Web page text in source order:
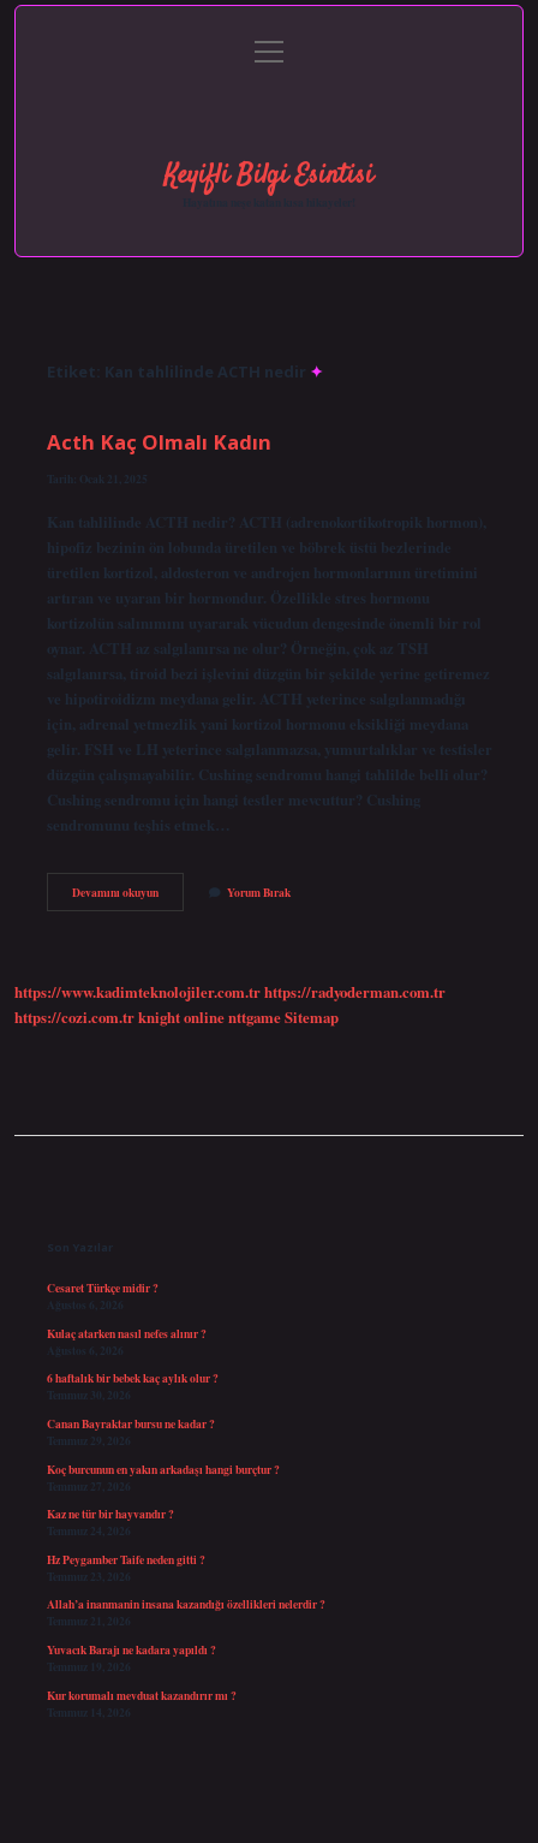
Gizlilik Politikası
menüyü
aç
Keyifli Bilgi Esintisi
Hayatına neşe katan kısa hikayeler!
Etiket: Kan tahlilinde ACTH nedir
Acth Kaç Olmalı Kadın
Tarih: Ocak 21, 2025
Kan tahlilinde ACTH nedir? ACTH (adrenokortikotropik hormon),
hipofiz bezinin ön lobunda üretilen ve böbrek üstü bezlerinde
üretilen kortizol, aldosteron ve androjen hormonlarının üretimini
artıran ve uyaran bir hormondur. Özellikle stres hormonu
kortizolün salınımını uyararak vücudun dengesinde önemli bir rol
oynar. ACTH az salgılanırsa ne olur? Örneğin, çok az TSH
salgılanırsa, tiroid bezi işlevini düzgün bir şekilde yerine getiremez
ve hipotiroidizm meydana gelir. ACTH yeterince salgılanmadığı
için, adrenal yetmezlik yani kortizol hormonu eksikliği meydana
gelir. FSH ve LH yeterince salgılanmazsa, yumurtalıklar ve testisler
düzgün çalışmayabilir. Cushing sendromu hangi tahlilde belli olur?
Cushing sendromu için hangi testler mevcuttur? Cushing
sendromunu teşhis etmek…
Devamını okuyunActh
Kaç
Yorum Bırak
https://www.kadimteknolojiler.com.trhttps://radyoderman.com.tr
https://cozi.com.trknight onlinenttgameSitemap
Son Yazılar
Cesaret Türkçe midir ?
Ağustos 6, 2026
Kulaç atarken nasıl nefes alınır ?
Ağustos 6, 2026
6 haftalık bir bebek kaç aylık olur ?
Temmuz 30, 2026
Canan Bayraktar bursu ne kadar ?
Temmuz 29, 2026
Koç burcunun en yakın arkadaşı hangi burçtur ?
Temmuz 27, 2026
Kaz ne tür bir hayvandır ?
Temmuz 24, 2026
Hz Peygamber Taife neden gitti ?
Temmuz 23, 2026
Allah’a inanmanin insana kazandığı özellikleri nelerdir ?
Temmuz 21, 2026
Yuvacık Barajı ne kadara yapıldı ?
Temmuz 19, 2026
Kur korumalı mevduat kazandırır mı ?
Temmuz 14, 2026